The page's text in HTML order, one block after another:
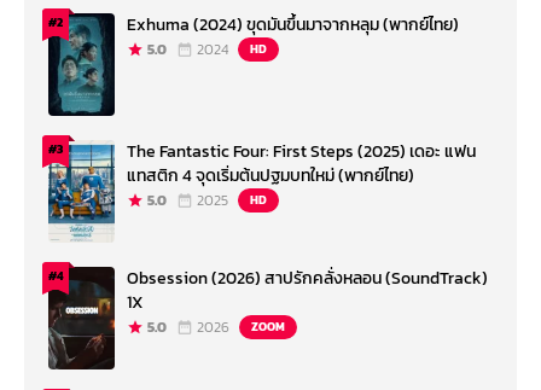
#2 Exhuma (2024) ขุดมันขึ้นมาจากหลุม (พากย์ไทย)
5.0 2024 HD
#3
The Fantastic Four: First Steps (2025) เดอะ แฟน
แทสติก 4 จุดเริ่มต้นปฐมบทใหม่ (พากย์ไทย)
5.0 2025 HD
#4
Obsession (2026) สาปรักคลั่งหลอน (SoundTrack)
1X
5.0 2026 ZOOM